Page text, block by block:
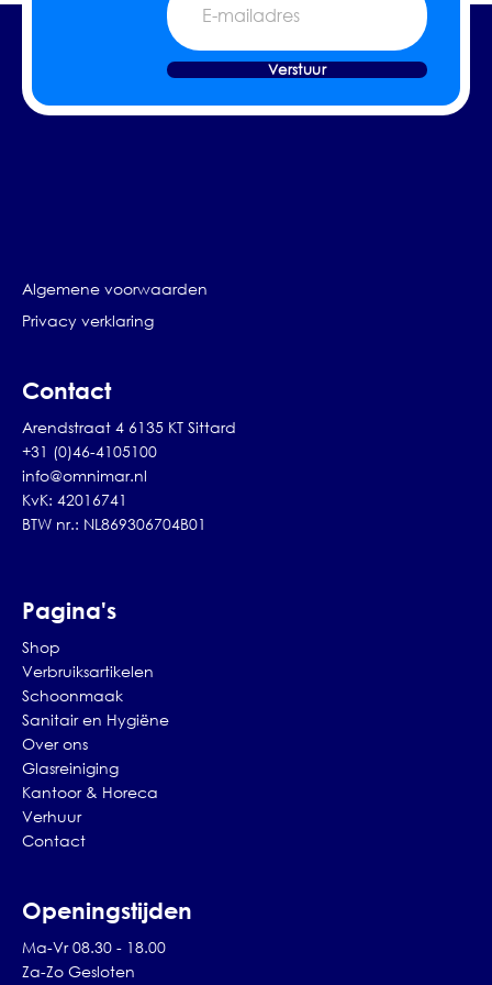
mailadres
Verstuur
Algemene voorwaarden
Privacy verklaring
Contact
Arendstraat 4 6135 KT Sittard
+31 (0)46-4105100
info@omnimar.nl
KvK: 42016741
BTW nr.: NL869306704B01
Pagina's
Shop
Verbruiksartikelen
Schoonmaak
Sanitair en Hygiëne
Over ons
Glasreiniging
Kantoor & Horeca
Verhuur
Contact
Openingstijden
Ma-Vr 08.30 - 18.00
Za-Zo Gesloten